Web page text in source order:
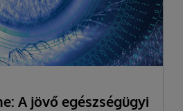
A jövő egészségügyi